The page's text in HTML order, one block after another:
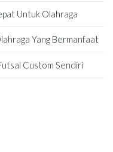
Untuk Olahraga
Yang Bermanfaat
Custom Sendiri